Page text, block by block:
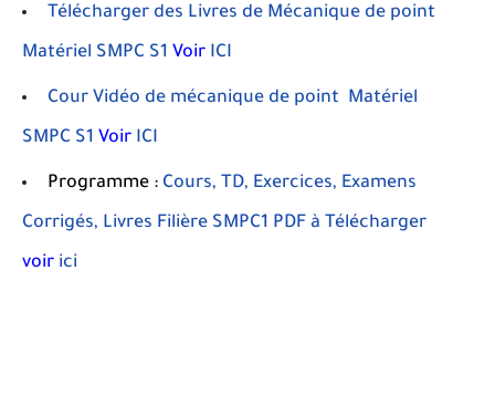
Télécharger des Livres de Mécanique de point
Matériel SMPC S1 Voir ICI
Cour Vidéo de mécanique de point Matériel
SMPC S1 Voir ICI
Programme : Cours, TD, Exercices, Examens
Corrigés, Livres Filière SMPC1 PDF à Télécharger
voir ici